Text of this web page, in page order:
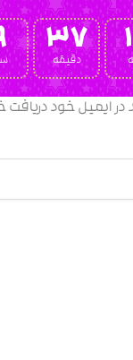
37
دقیقه
در ایمیل خود